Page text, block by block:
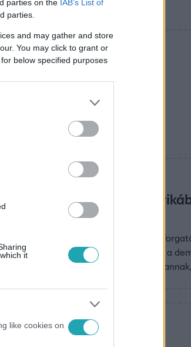
parties on the IAB’s List of
parties.
and may gather and store
You may click to grant or
below specified purposes
it
like cookies on
illetően
készülnek
közzétette a Project 2025 nevű
fél év alatt felszámolnák a
lehet a magyar olvasóknak is, de